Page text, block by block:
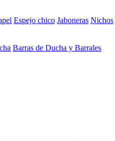
Espejo chico Jaboneras Nichos
Barras de Ducha y Barrales